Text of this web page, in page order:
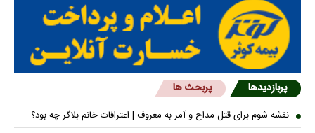
پربازدیدها پربحث ها
نقشه شوم برای قتل مداح و آمر به معروف | اعترافات خانم بلاگر چه بود؟